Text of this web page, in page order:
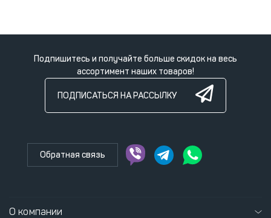
Подпишитесь и получайте больше скидок на весь
ассортимент наших товаров!
ПОДПИСАТЬСЯ НА РАССЫЛКУ
Обратная связь
О компании